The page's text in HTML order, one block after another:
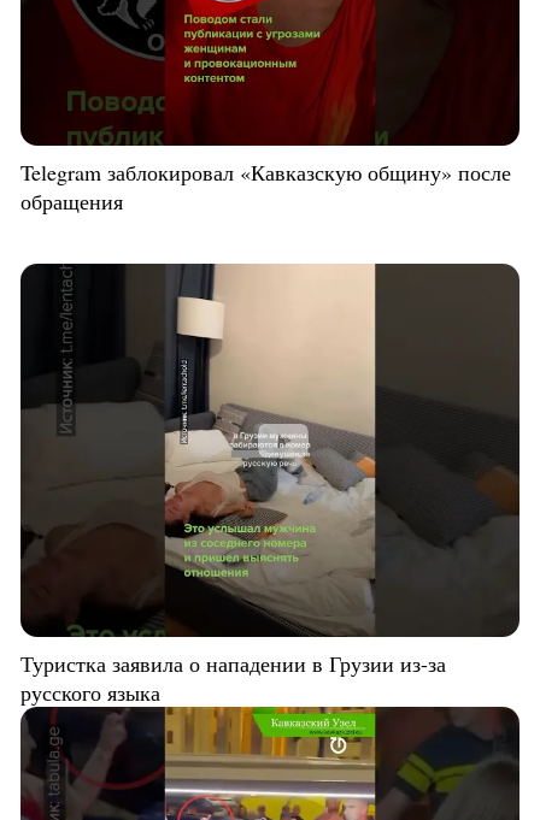
Telegram заблокировал «Кавказскую общину» после
обращения
Туристка заявила о нападении в Грузии из-за
русского языка